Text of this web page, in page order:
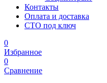
Контакты
Оплата и доставка
СТО под ключ
0
Избранное
0
Сравнение